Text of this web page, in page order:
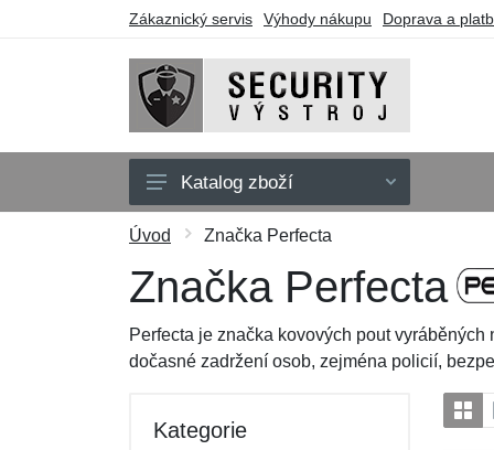
Zákaznický servis Výhody nákupu Doprava a
Oblečení
Doplňky
Pouzdra a tašky
Dárkové poukazy
Katalog zboží
Úvod Značka Perfecta
Značka Perfecta
Perfecta je značka kovových pout
dočasné zadržení osob, zejména policií,
Kategorie